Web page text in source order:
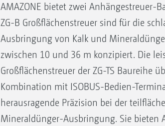
AMAZONE bietet zwei Anhängestreuer-
ZG-B Großflächenstreuer sind für die
Ausbringung von Kalk und
zwischen 10 und 36 m konzipiert. Die
Großflächenstreuer der ZG-TS Baureihe
Kombination mit ISOBUS-Bedien-
herausragende Präzision bei der
Mineraldünger-Ausbringung. Sie bieten